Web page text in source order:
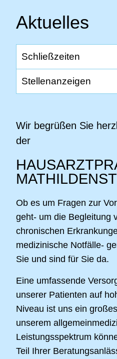
Aktuelles
Schließzeiten
Stellenanzeigen
Wir begrüßen Sie
der
Ob es um Fragen zur
geht- um die Begleitung
chronischen
medizinische Notfälle-
Sie und sind für Sie da.
Eine umfassende
unserer Patienten auf
Niveau ist uns ein
unserem
Leistungsspektrum
Teil Ihrer